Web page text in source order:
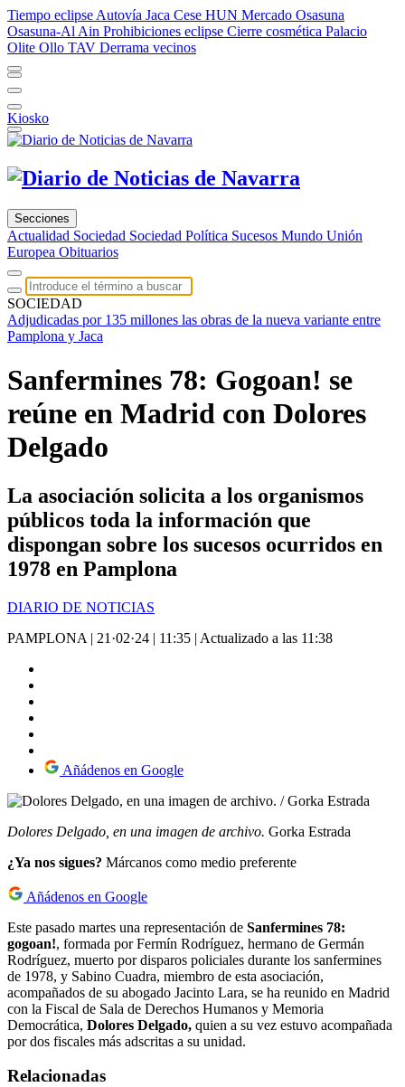
Tiempo eclipse Autovía Jaca Cese HUN Mercado Osasuna
Osasuna-Al Ain Prohibiciones eclipse Cierre cosmética Palacio
Olite Ollo TAV Derrama vecinos
Kiosko
Secciones
Actualidad Sociedad Sociedad Política Sucesos Mundo Unión
Europea Obituarios
SOCIEDAD
Adjudicadas por 135 millones las obras de la nueva variante entre
Pamplona y Jaca
Sanfermines 78: Gogoan! se
reúne en Madrid con Dolores
Delgado
La asociación solicita a los organismos
públicos toda la información que
dispongan sobre los sucesos ocurridos en
1978 en Pamplona
DIARIO DE NOTICIAS
PAMPLONA | 21·02·24 | 11:35 | Actualizado a las 11:38
Añádenos en Google
Dolores Delgado, en una imagen de archivo. Gorka Estrada
¿Ya nos sigues? Márcanos como medio preferente
Añádenos en Google
Este pasado martes una representación de Sanfermines 78:
gogoan!, formada por Fermín Rodríguez, hermano de Germán
Rodríguez, muerto por disparos policiales durante los sanfermines
de 1978, y Sabino Cuadra, miembro de esta asociación,
acompañados de su abogado Jacinto Lara, se ha reunido en Madrid
con la Fiscal de Sala de Derechos Humanos y Memoria
Democrática, Dolores Delgado, quien a su vez estuvo acompañada
por dos fiscales más adscritas a su unidad.
Relacionadas